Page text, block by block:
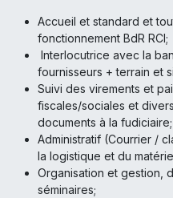
Accueil et standard et
fonctionnement BdR RCI;
Interlocutrice avec la
fournisseurs + terrain et
Suivi des virements et
fiscales/sociales et
documents à la fudiciaire;
Administratif (Courrier /
la logistique et du
Organisation et gestion,
séminaires;